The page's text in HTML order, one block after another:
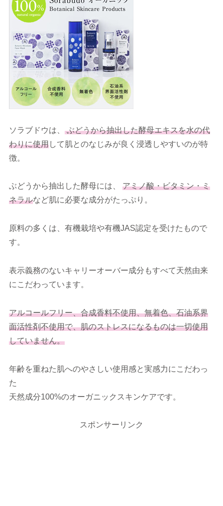
ソラブドウは、ぶどうから抽出した酵母エキスを水の代
わりに使用して肌とのなじみが良く浸透しやすいのが特
徴。
ぶどうから抽出した酵母には、アミノ酸・ビタミン・ミ
ネラルなど肌に必要な成分がたっぷり。
原料の多くは、有機栽培や有機JAS認定を受けたもので
す。
表示義務のないキャリーオーバー成分もすべて天然由来
にこだわっています。
アルコールフリー、合成香料不使用、無着色、石油系界
面活性剤不使用で、肌のストレスになるものは一切使用
していません。
年齢を重ねた肌へのやさしい使用感と実感力にこだわっ
た
天然成分100%のオーガニックスキンケアです。
スポンサーリンク